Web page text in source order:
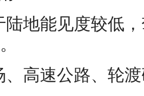
陆地能见度较低
、高速公路、轮